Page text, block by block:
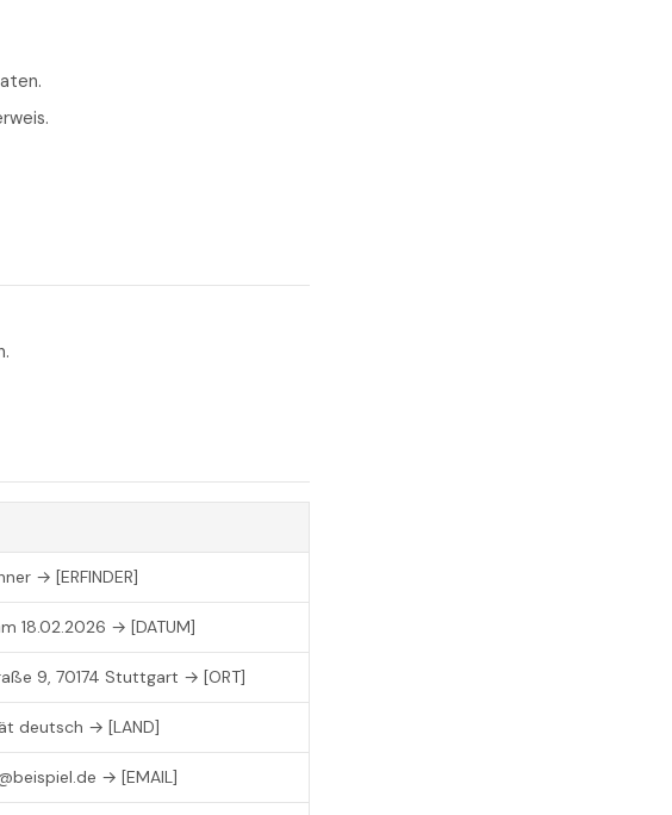
→ [ERFINDER]
18.02.2026 → [DATUM]
9, 70174 Stuttgart → [ORT]
deutsch → [LAND]
→ [EMAIL]